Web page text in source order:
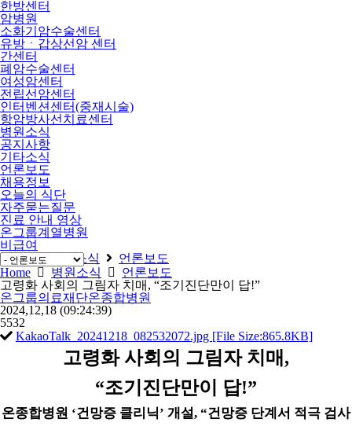
한방센터
암병원
소화기암수술센터
유방ㆍ갑상선암 센터
간센터
폐암수술센터
여성암센터
전립선암센터
인터벤션센터(중재시술)
항암방사선치료센터
병원소식
공지사항
기타소식
언론보도
채용정보
오늘의 식단
자주묻는질문
진료 안내 영상
온그룹계열병원
비급여
Home
병원소식
언론보도
Home
병원소식
언론보도
고령화 사회의 그림자 치매, “조기진단만이 답!”
온그룹의료재단온종합병원
2024,12,18 (09:24:39)
5532
KakaoTalk_20241218_082532072.jpg [File Size:865.8KB]
고령화 사회의 그림자 치매 ,
“조기진단만이 답!”
온종합병원 ‘건망증 클리닉’ 개설, “건망증 단계서 적극 검사